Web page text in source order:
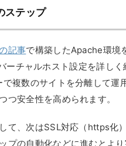
ステップ
記事で構築したApache環境
ーチャルホスト設定を詳しく
で複数のサイトを分離して運
つ安全性を高められます。
て、次はSSL対応（https化
プの自動化などに進むとよ